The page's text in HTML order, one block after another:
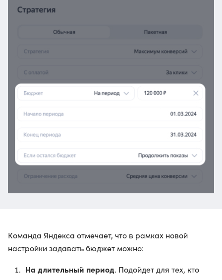
Команда Яндекса отмечает, что в рамках новой
настройки задавать бюджет можно:
На длительный период. Подойдет для тех, кто